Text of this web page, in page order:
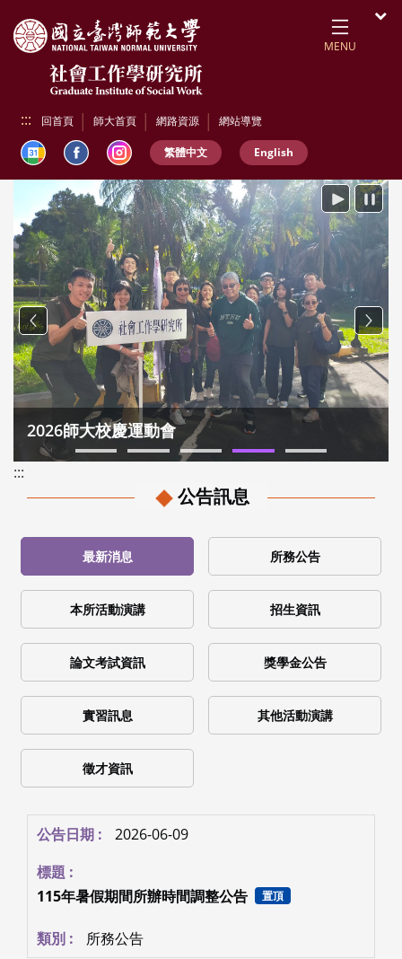
MENU
::: 回首頁 師大首頁 網路資源 網站導覽
繁體中文 English
播放 暫停
2026師大校慶運動會
Previous Next
:::
公告訊息
最新消息 所務公告
本所活動演講 招生資訊
論文考試資訊 獎學金公告
實習訊息 其他活動演講
徵才資訊
2026-06-09
115年暑假期間所辦時間調整公告 置頂
所務公告